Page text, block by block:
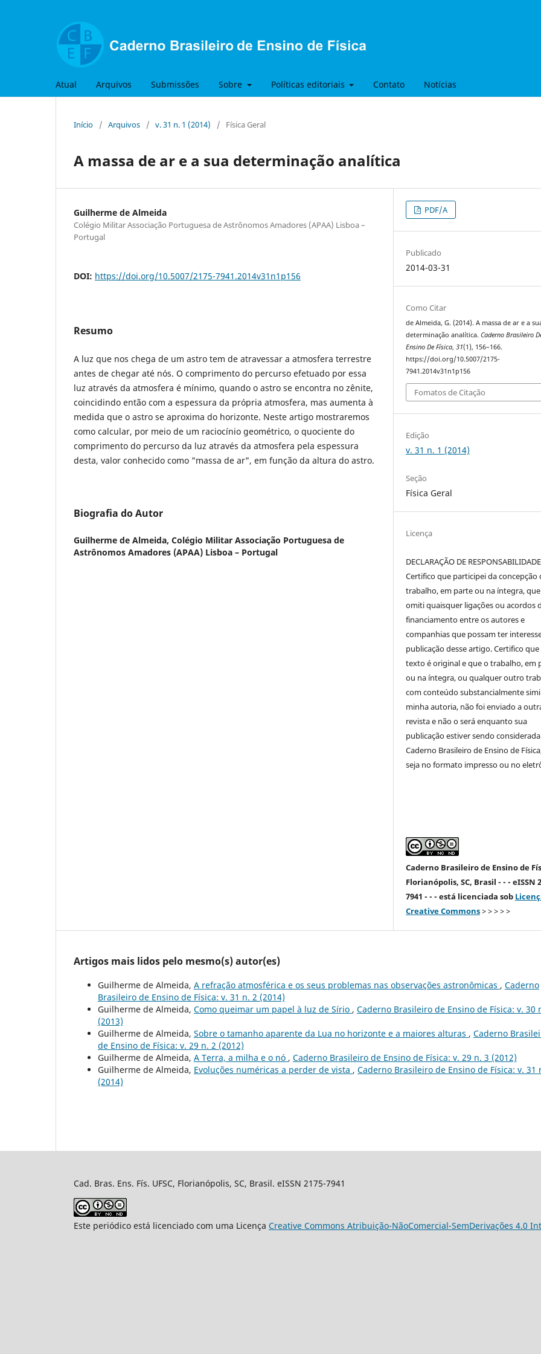
Atual Arquivos Submissões Sobre Políticas editoriais Contato Notícias
Início / Arquivos / v. 31 n. 1 (2014) / Física Geral
A massa de ar e a sua determinação analítica
Guilherme de Almeida
Colégio Militar Associação Portuguesa de Astrônomos Amadores (APAA) Lisboa –
Portugal
DOI: https://doi.org/10.5007/2175-7941.2014v31n1p156
Resumo
A luz que nos chega de um astro tem de atravessar a atmosfera terrestre
antes de chegar até nós. O comprimento do percurso efetuado por essa
luz através da atmosfera é mínimo, quando o astro se encontra no zênite,
coincidindo então com a espessura da própria atmosfera, mas aumenta à
medida que o astro se aproxima do horizonte. Neste artigo mostraremos
como calcular, por meio de um raciocínio geométrico, o quociente do
comprimento do percurso da luz através da atmosfera pela espessura
desta, valor conhecido como "massa de ar", em função da altura do astro.
Biografia do Autor
Guilherme de Almeida, Colégio Militar Associação Portuguesa de
Astrônomos Amadores (APAA) Lisboa – Portugal
PDF/A
Publicado
2014-03-31
Como Citar
de Almeida, G. (2014). A massa de ar e a
determinação analítica.Caderno Brasileiro
Ensino De Física,31(1), 156–166.
https://doi.org/10.5007/2175-
7941.2014v31n1p156
Fomatos de Citação
Edição
v. 31 n. 1 (2014)
Seção
Física Geral
Licença
DECLARAÇÃO DE RESPONSABILIDADE
Certifico que participei da concepção
trabalho, em parte ou na íntegra,
omiti quaisquer ligações ou acordos
financiamento entre os autores e
companhias que possam ter
publicação desse artigo. Certifico que
texto é original e que o trabalho, em
ou na íntegra, ou qualquer outro
com conteúdo substancialmente
minha autoria, não foi enviado a
revista e não o será enquanto sua
publicação estiver sendo
Caderno Brasileiro de Ensino de
seja no formato impresso ou no
Caderno Brasileiro de Ensino de
Florianópolis, SC, Brasil - - - eISSN
7941 - - - está licenciada sob
Creative Commons> > > > >
Artigos mais lidos pelo mesmo(s) autor(es)
Guilherme de Almeida, A refração atmosférica e os seus problemas nas observações astronômicas , Caderno
Brasileiro de Ensino de Física: v. 31 n. 2 (2014)
Guilherme de Almeida, Como queimar um papel à luz de Sírio , Caderno Brasileiro de Ensino de Física: v. 30
(2013)
Guilherme de Almeida, Sobre o tamanho aparente da Lua no horizonte e a maiores alturas , Caderno
de Ensino de Física: v. 29 n. 2 (2012)
Guilherme de Almeida, A Terra, a milha e o nó , Caderno Brasileiro de Ensino de Física: v. 29 n. 3 (2012)
Guilherme de Almeida, Evoluções numéricas a perder de vista , Caderno Brasileiro de Ensino de Física: v. 31
(2014)
Cad. Bras. Ens. Fís. UFSC, Florianópolis, SC, Brasil. eISSN 2175-7941
Este periódico está licenciado com uma Licença Creative Commons Atribuição-NãoComercial-SemDerivações 4.0